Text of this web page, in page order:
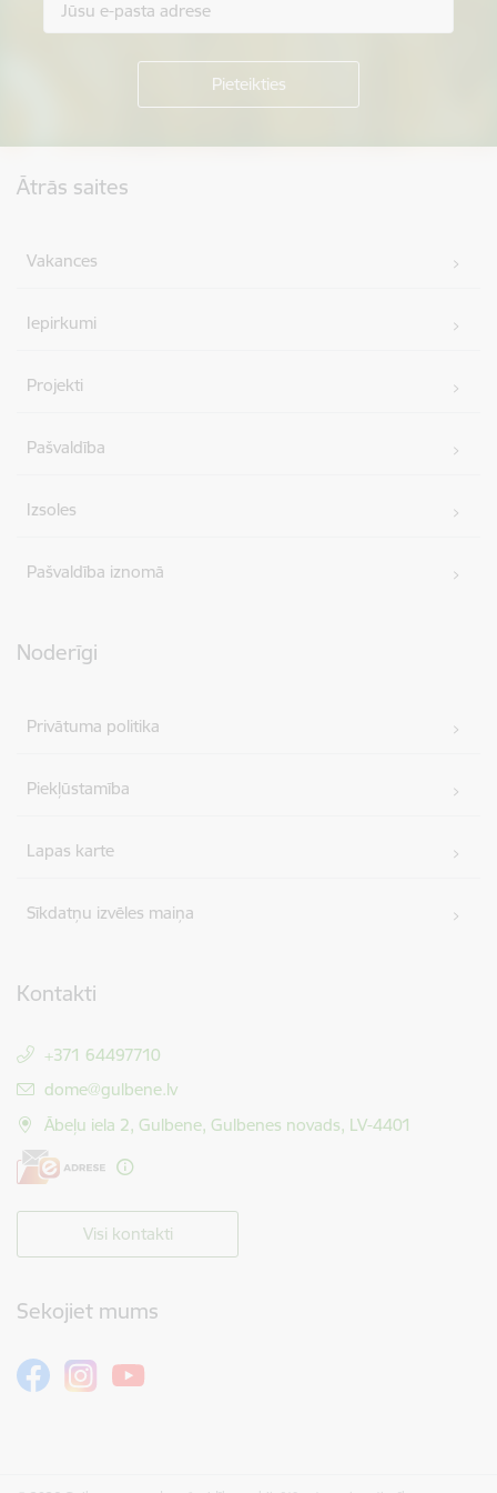
Ātrās saites
Vakances
Iepirkumi
Projekti
Pašvaldība
Izsoles
Pašvaldība iznomā
Noderīgi
Privātuma politika
Piekļūstamība
Lapas karte
Sīkdatņu izvēles maiņa
Kontakti
+371 64497710
E-pasts:
dome@gulbene.lv
Ābeļu iela 2, Gulbene, Gulbenes novads, LV-4401
Visi kontakti
Sekojiet mums